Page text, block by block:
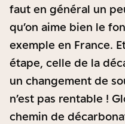
faut en général un
qu’on aime bien le
exemple en France.
étape, celle de la
un changement de
n’est pas rentable !
chemin de